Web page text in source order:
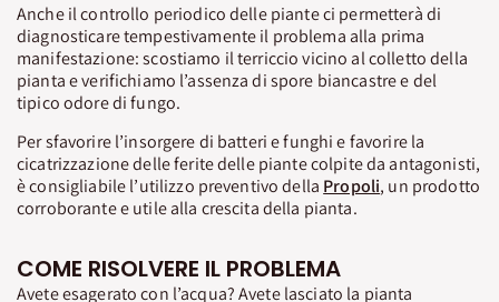
Anche il controllo periodico delle piante ci permetterà di
diagnosticare tempestivamente il problema alla prima
manifestazione: scostiamo il terriccio vicino al colletto della
pianta e verifichiamo l’assenza di spore biancastre e del
tipico odore di fungo.
Per sfavorire l’insorgere di batteri e funghi e favorire la
cicatrizzazione delle ferite delle piante colpite da antagonisti,
è consigliabile l’utilizzo preventivo della Propoli, un prodotto
corroborante e utile alla crescita della pianta.
COME RISOLVERE IL PROBLEMA
Avete esagerato con l’acqua? Avete lasciato la pianta